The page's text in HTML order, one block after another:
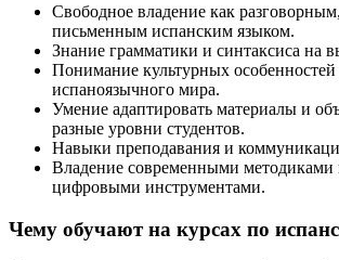
Свободное владение как
письменным испанским языком.
Знание грамматики и синтаксиса на
Понимание культурных особенностей
испаноязычного мира.
Умение адаптировать материалы и
разные уровни студентов.
Навыки преподавания и
Владение современными методиками
цифровыми инструментами.
Чему обучают на курсах по